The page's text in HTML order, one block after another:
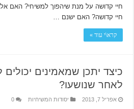
חיי קדושה על מנת שיהפוך למשיחי? האם
חיי קדושה? האם ישנם …
קרא\י עוד »
כיצד יתכן שמאמינים
לאחר שנושעו?
אפריל 7, 2013 יסודות המשיחיות 0